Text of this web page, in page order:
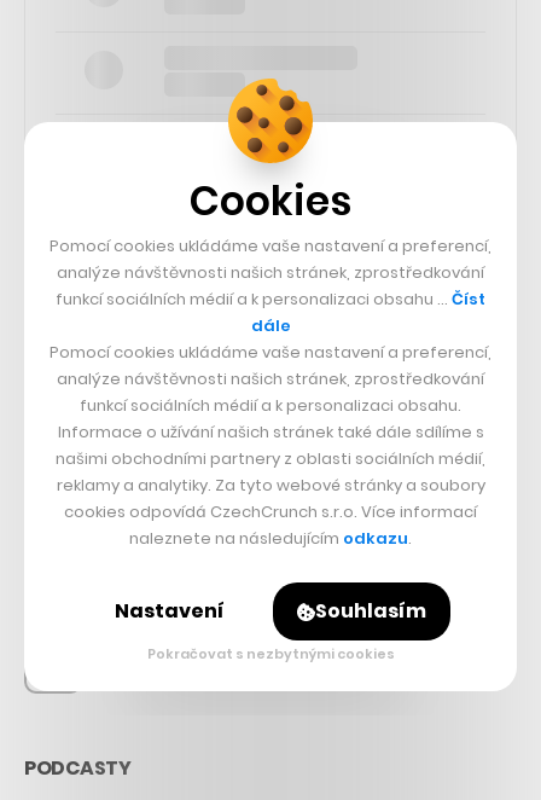
SLEDUJTE NÁS
73k
25k
56.4k
PODCASTY
Cookies
Pomocí cookies ukládáme vaše nastavení a preferencí,
analýze návštěvnosti našich stránek, zprostředkování
funkcí sociálních médií a k personalizaci obsahu … Číst
dále
Pomocí cookies ukládáme vaše nastavení a preferencí,
analýze návštěvnosti našich stránek, zprostředkování
funkcí sociálních médií a k personalizaci obsahu.
Informace o užívání našich stránek také dále sdílíme s
našimi obchodními partnery z oblasti sociálních médií,
reklamy a analytiky. Za tyto webové stránky a soubory
cookies odpovídá CzechCrunch s.r.o. Více informací
naleznete na následujícím odkazu.
Nastavení Souhlasím
Pokračovat s nezbytnými cookies